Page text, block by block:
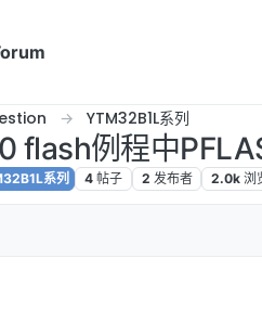
YTM32B1L系列
flash例程中
系列 4 帖子 2 发布者 2.0k 浏